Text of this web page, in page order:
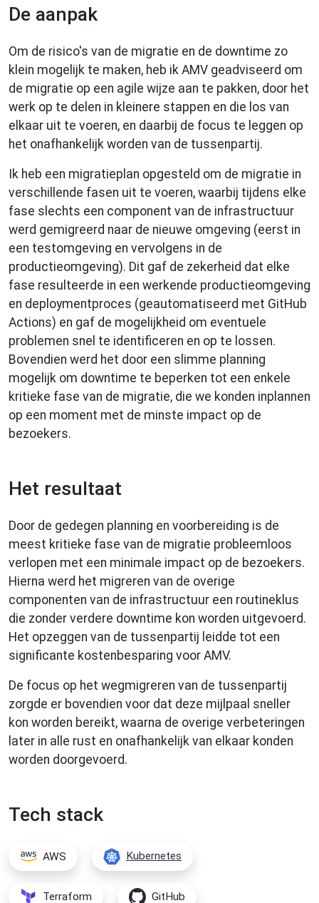
De aanpak
Om de risico's van de migratie en de downtime zo
klein mogelijk te maken, heb ik AMV geadviseerd om
de migratie op een agile wijze aan te pakken, door het
werk op te delen in kleinere stappen en die los van
elkaar uit te voeren, en daarbij de focus te leggen op
het onafhankelijk worden van de tussenpartij.
Ik heb een migratieplan opgesteld om de migratie in
verschillende fasen uit te voeren, waarbij tijdens elke
fase slechts een component van de infrastructuur
werd gemigreerd naar de nieuwe omgeving (eerst in
een testomgeving en vervolgens in de
productieomgeving). Dit gaf de zekerheid dat elke
fase resulteerde in een werkende productieomgeving
en deploymentproces (geautomatiseerd met GitHub
Actions) en gaf de mogelijkheid om eventuele
problemen snel te identificeren en op te lossen.
Bovendien werd het door een slimme planning
mogelijk om downtime te beperken tot een enkele
kritieke fase van de migratie, die we konden inplannen
op een moment met de minste impact op de
bezoekers.
Het resultaat
Door de gedegen planning en voorbereiding is de
meest kritieke fase van de migratie probleemloos
verlopen met een minimale impact op de bezoekers.
Hierna werd het migreren van de overige
componenten van de infrastructuur een routineklus
die zonder verdere downtime kon worden uitgevoerd.
Het opzeggen van de tussenpartij leidde tot een
significante kostenbesparing voor AMV.
De focus op het wegmigreren van de tussenpartij
zorgde er bovendien voor dat deze mijlpaal sneller
kon worden bereikt, waarna de overige verbeteringen
later in alle rust en onafhankelijk van elkaar konden
worden doorgevoerd.
Tech stack
AWS Kubernetes
Terraform GitHub